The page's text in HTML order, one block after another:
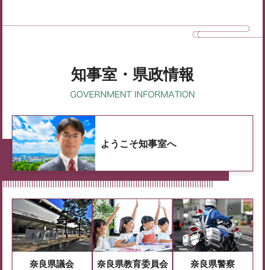
知事室・県政情報
ようこそ知事室へ
奈良県議会 奈良県教育委員会 奈良県警察